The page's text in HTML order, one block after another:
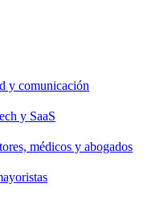
y comunicación
y SaaS
médicos y abogados